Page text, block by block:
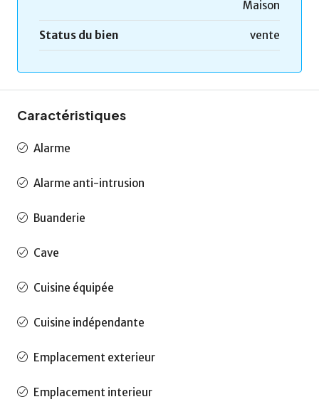
Maison
Status du bien vente
Caractéristiques
Alarme
Alarme anti-intrusion
Buanderie
Cave
Cuisine équipée
Cuisine indépendante
Emplacement exterieur
Emplacement interieur